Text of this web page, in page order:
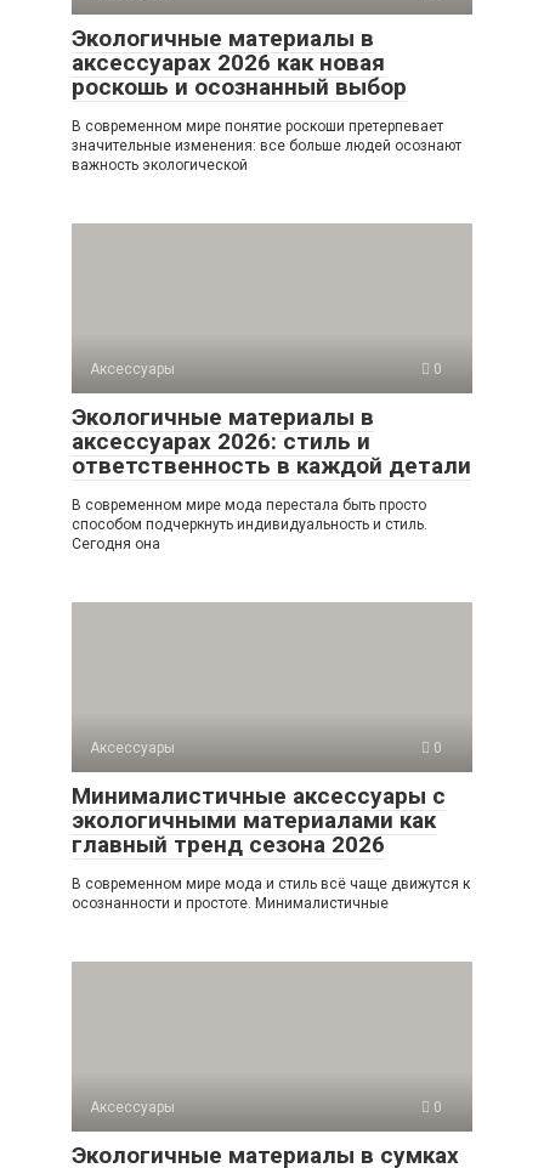
Экологичные материалы в
аксессуарах 2026 как новая
роскошь и осознанный выбор
В современном мире понятие роскоши претерпевает
значительные изменения: все больше людей осознают
важность экологической
Аксессуары 0
Экологичные материалы в
аксессуарах 2026: стиль и
ответственность в каждой детали
В современном мире мода перестала быть просто
способом подчеркнуть индивидуальность и стиль.
Сегодня она
Аксессуары 0
Минималистичные аксессуары с
экологичными материалами как
главный тренд сезона 2026
В современном мире мода и стиль всё чаще движутся к
осознанности и простоте. Минималистичные
Аксессуары 0
Экологичные материалы в сумках